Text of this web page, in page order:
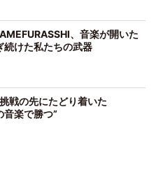
、音楽が開いた
続けた私たちの武器
戦の先にたどり着いた
楽で勝つ”